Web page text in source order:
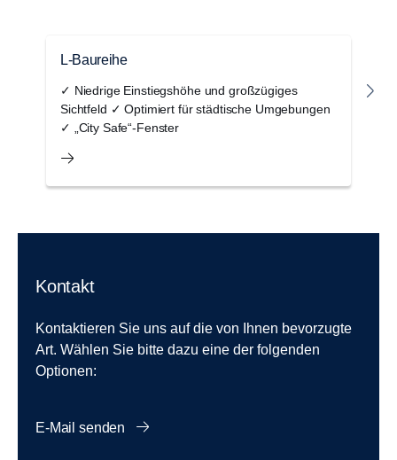
L-Baureihe
✓ Niedrige Einstiegshöhe und großzügiges
Sichtfeld ✓ Optimiert für städtische Umgebungen
✓ „City Safe“-Fenster
Kontakt
Kontaktieren Sie uns auf die von Ihnen bevorzugte
Art. Wählen Sie bitte dazu eine der folgenden
Optionen:
E-Mail senden